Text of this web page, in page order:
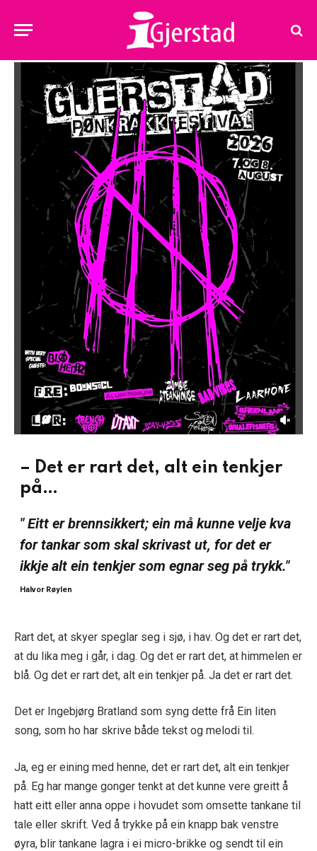
ARTIKKEL
Rune Hagestrand 10. januar 2016
– Det er rart det, alt ein tenkjer
på…
" Eitt er brennsikkert; ein må kunne velje kva
for tankar som skal skrivast ut, for det er
ikkje alt ein tenkjer som egnar seg på trykk."
Halvor Røylen
Rart det, at skyer speglar seg i sjø, i hav. Og det er rart det,
at du lika meg i går, i dag. Og det er rart det, at himmelen er
blå. Og det er rart det, alt ein tenkjer på. Ja det er rart det.
Det er Ingebjørg Bratland som syng dette frå Ein liten
song, som ho har skrive både tekst og melodi til.
Ja, eg er eining med henne, det er rart det, alt ein tenkjer
på. Eg har mange gonger tenkt at det kunne vere greitt å
hatt eitt eller anna oppe i hovudet som omsette tankane til
tale eller skrift. Ved å trykke på ein knapp bak venstre
øyra, blir tankane lagra i ei micro-brikke og sendt til ein